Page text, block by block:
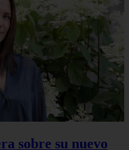
sobre su nuevo